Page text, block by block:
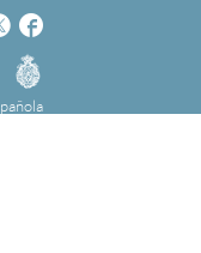
Facebook
Agencia
EFE
por